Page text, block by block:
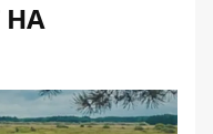
НА